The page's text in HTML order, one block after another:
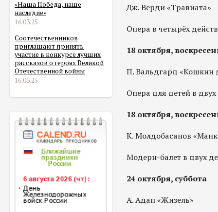
«Наша Победа, наше
наследие»
16.03.25
Соотечественников
приглашают принять
участие в конкурсе лучших
рассказов о героях Великой
Отечественной войны
16.03.25
Дж. Верди «Травиата»
Опера в четырёх
18 октября,
П. Вальдгард «Кошкин
Опера для детей в
18 октября,
К. Молдобасанов
Модерн-балет в двух
24 октября, суббота
А. Адан «Жизель»